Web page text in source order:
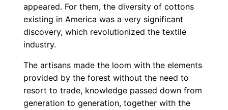
appeared. For them, the diversity of cottons
existing in America was a very significant
discovery, which revolutionized the textile
industry.
The artisans made the loom with the elements
provided by the forest without the need to
resort to trade, knowledge passed down from
generation to generation, together with the